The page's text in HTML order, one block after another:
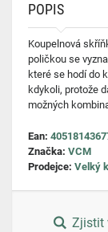
POPIS
Koupelnová
poličkou se
které se hodí do
kdykoli, protože
možných
Ean:
Značka: VCM
Prodejce: Velký
Zjistit